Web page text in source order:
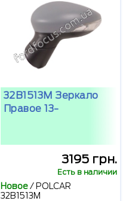
32B1513M Зеркало
Правое 13-
3195 грн.
Есть в наличии
Новое/ POLCAR
32B1513M